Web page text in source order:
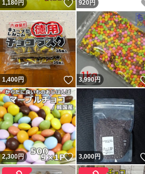
1,180円 いいね！
920 円
1,400円 いいね！
3,990円
2,300円 いいね！
3,000円